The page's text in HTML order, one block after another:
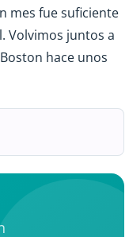
mes fue suficiente
Volvimos juntos a
hace unos